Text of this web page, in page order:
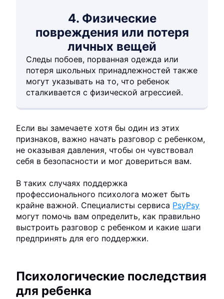
4. Физические
повреждения или потеря
личных вещей
Следы побоев, порванная одежда или
потеря школьных принадлежностей также
могут указывать на то, что ребенок
сталкивается с физической агрессией.
Если вы замечаете хотя бы один из этих
признаков, важно начать разговор с ребенком,
не оказывая давления, чтобы он чувствовал
себя в безопасности и мог довериться вам.
В таких случаях поддержка
профессионального психолога может быть
крайне важной. Специалисты сервиса PsyPsy
могут помочь вам определить, как правильно
выстроить разговор с ребенком и какие шаги
предпринять для его поддержки.
Психологические последствия
для ребенка